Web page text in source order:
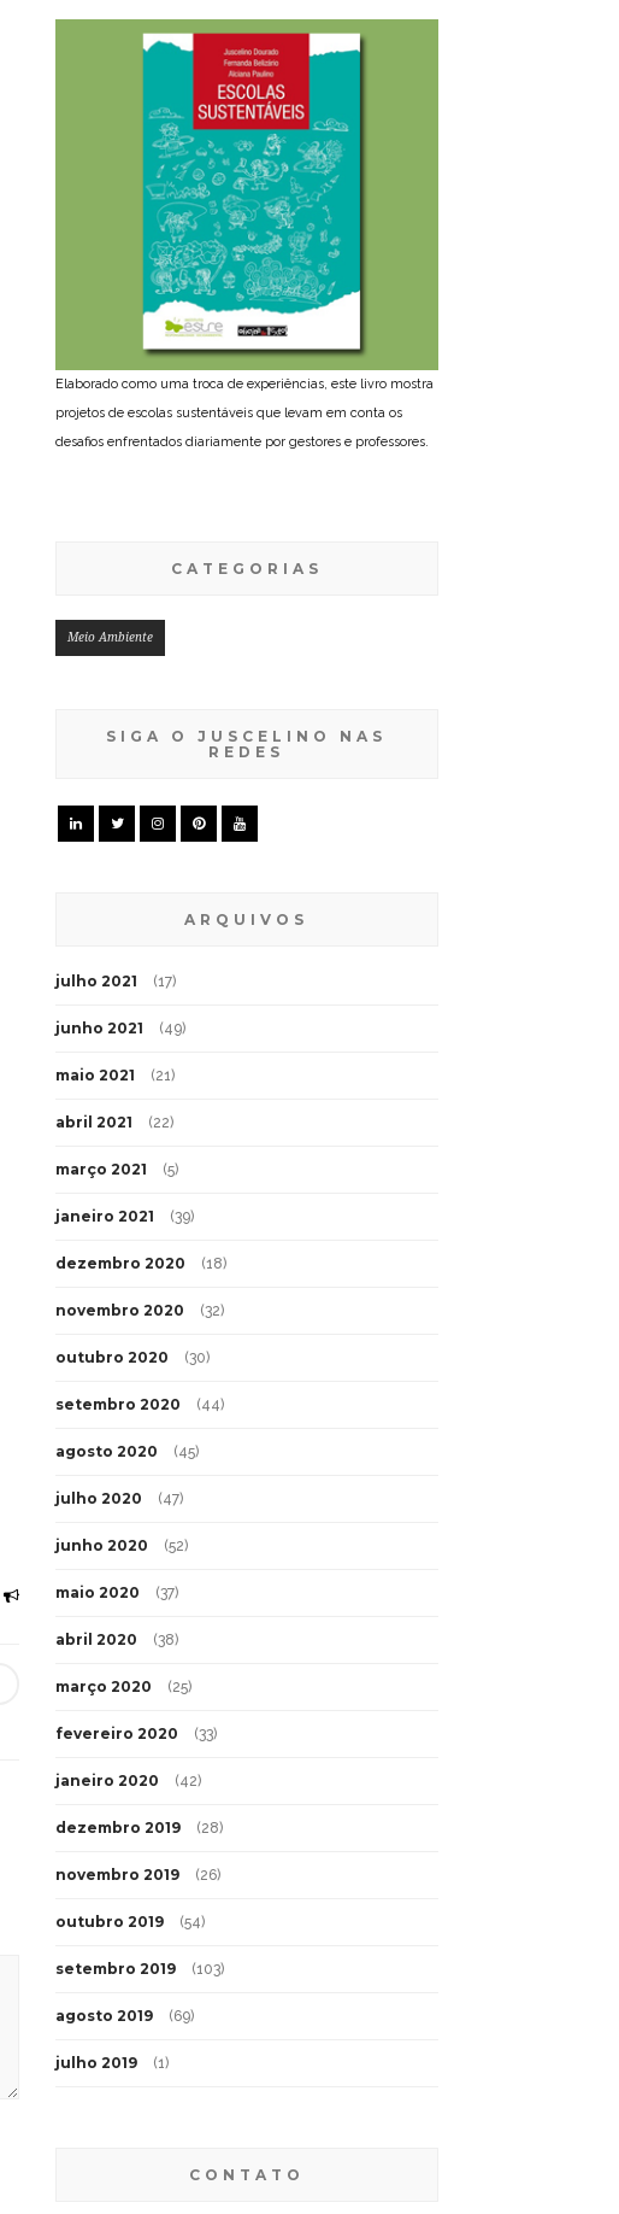
Elaborado como uma troca de experiências, este livro mostra
projetos de escolas sustentáveis que levam em conta os
desafios enfrentados diariamente por gestores e professores.
CATEGORIAS
Meio Ambiente
SIGA O JUSCELINO NAS
REDES
ARQUIVOS
julho 2021 (17)
junho 2021 (49)
maio 2021 (21)
abril 2021 (22)
março 2021 (5)
janeiro 2021 (39)
dezembro 2020 (18)
novembro 2020 (32)
outubro 2020 (30)
setembro 2020 (44)
agosto 2020 (45)
julho 2020 (47)
junho 2020 (52)
maio 2020 (37)
abril 2020 (38)
março 2020 (25)
fevereiro 2020 (33)
janeiro 2020 (42)
dezembro 2019 (28)
novembro 2019 (26)
outubro 2019 (54)
setembro 2019 (103)
agosto 2019 (69)
julho 2019 (1)
CONTATO